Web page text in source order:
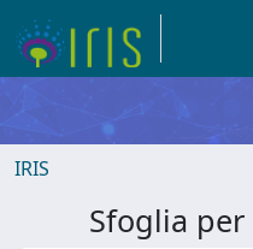
IRIS
Sfoglia per